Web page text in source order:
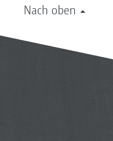
Nach oben